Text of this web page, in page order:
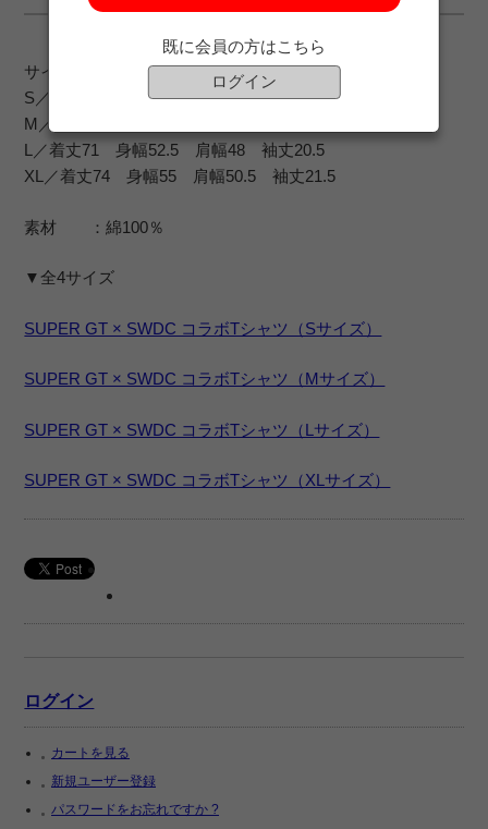
サイズ ：S／M／L／XL
S／着丈65 身幅47.5 肩幅43 袖丈18.5
M／着丈68 身幅50 肩幅45.5 袖丈19.5
L／着丈71 身幅52.5 肩幅48 袖丈20.5
XL／着丈74 身幅55 肩幅50.5 袖丈21.5
素材 ：綿100％
▼全4サイズ
SUPER GT × SWDC コラボTシャツ（Sサイズ）
SUPER GT × SWDC コラボTシャツ（Mサイズ）
SUPER GT × SWDC コラボTシャツ（Lサイズ）
SUPER GT × SWDC コラボTシャツ（XLサイズ）
ログイン
カートを見る
新規ユーザー登録
パスワードをお忘れですか ?
既に会員の方はこちら
ログイン